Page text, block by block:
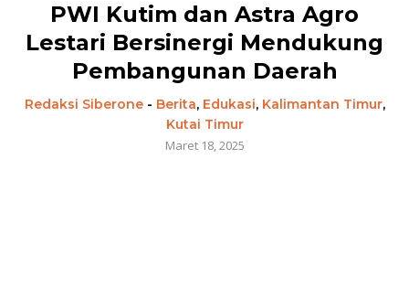
PWI Kutim dan Astra Agro
Lestari Bersinergi Mendukung
Pembangunan Daerah
Redaksi Siberone- Berita, Edukasi, Kalimantan Timur,
Kutai Timur
Maret 18, 2025